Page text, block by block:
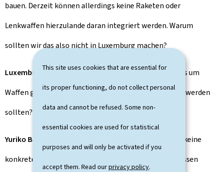
This site uses cookies that are essential for
its proper functioning, do not collect personal
data and cannot be refused. Some non-
essential cookies are used for statistical
purposes and will only be activated if you
accept them. Read ourprivacy policy.
bauen. Derzeit können allerdings keine Raketen oder
Lenkwaffen hierzulande daran integriert werden. Warum
sollten wir das also nicht in Luxemburg machen?
Luxemburger Wort:Wo ziehen Sie rote Linien, wenn es um
Waffen geht, die keinesfalls in Luxemburg hergestellt werden
sollten?
Yuriko Backes:
Sicherlich keine Atomwaffen. Ich habe keine
konkrete Liste von roten Linien im Kopf. Letztlich müssen